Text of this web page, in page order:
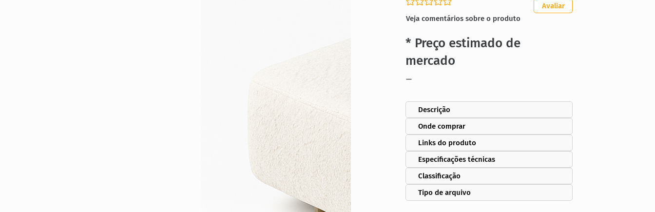
Ainda sem avaliações
Veja comentários sobre o produto
Avaliar
* Preço estimado de
mercado
—
Descrição
Onde comprar
Links do produto
Especificações técnicas
Classificação
Tipo de arquivo